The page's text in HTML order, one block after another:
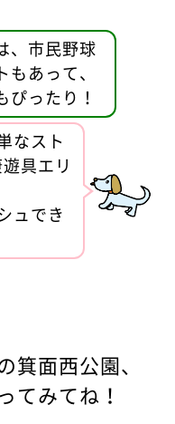
、市民野球
もあって、
ぴったり！
なスト
具エリ
ュでき
箕面西公園、
てみてね！